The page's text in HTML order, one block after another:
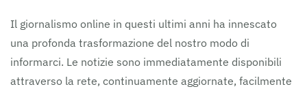
Il giornalismo online in questi ultimi anni ha innescato
una profonda trasformazione del nostro modo di
informarci. Le notizie sono immediatamente disponibili
attraverso la rete, continuamente aggiornate, facilmente